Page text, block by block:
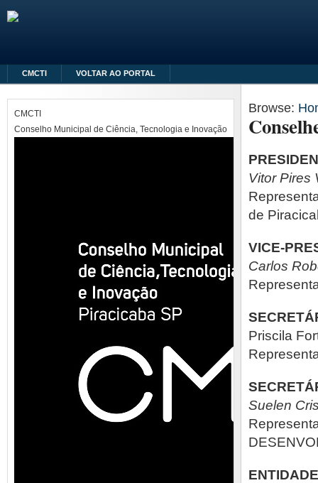
CMCTI VOLTAR AO PORTAL
Browse:
Vitor Pires
de
VICE-
Carlos
Priscila
Suelen
CMCTI
Conselho Municipal de Ciência, Tecnologia e Inovação